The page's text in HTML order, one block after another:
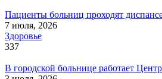
Пациенты больниц проходят
7 июля, 2026
Здоровье
337
В городской больнице работает